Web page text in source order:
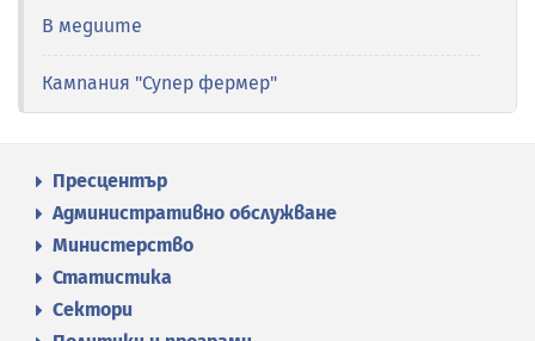
В медиите
Кампания "Супер фермер"
Пресцентър
Административно обслужване
Министерство
Статистика
Сектори